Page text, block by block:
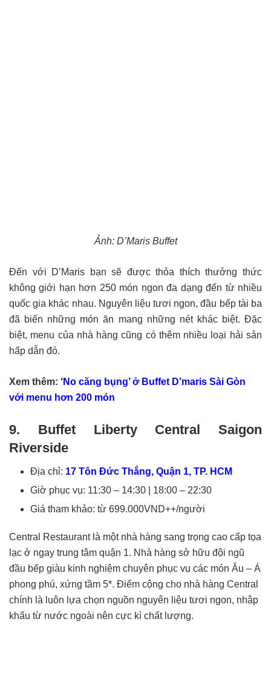
Ảnh: D’Maris Buffet
Đến với D’Maris bạn sẽ được thỏa thích thưởng thức
không giới hạn hơn 250 món ngon đa dạng đến từ nhiều
quốc gia khác nhau. Nguyên liệu tươi ngon, đầu bếp tài ba
đã biến những món ăn mang những nét khác biệt. Đặc
biệt, menu của nhà hàng cũng có thêm nhiều loại hải sản
hấp dẫn đó.
Xem thêm: ‘No căng bụng’ ở Buffet D’maris Sài Gòn
với menu hơn 200 món
9. Buffet Liberty Central Saigon
Riverside
Địa chỉ: 17 Tôn Đức Thắng, Quận 1, TP. HCM
Giờ phục vụ: 11:30 – 14:30 | 18:00 – 22:30
Giá tham khảo: từ 699.000VND++/người
Central Restaurant là một nhà hàng sang trọng cao cấp tọa
lạc ở ngay trung tâm quận 1. Nhà hàng sở hữu đội ngũ
đầu bếp giàu kinh nghiệm chuyên phục vụ các món Âu – Á
phong phú, xứng tầm 5*. Điểm cộng cho nhà hàng Central
chính là luôn lựa chọn nguồn nguyên liệu tươi ngon, nhập
khẩu từ nước ngoài nên cực kì chất lượng.